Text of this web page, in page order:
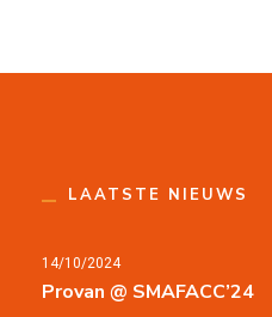
LAATSTE NIEUWS
Provan @ SMAFACC’24
14/10/2024